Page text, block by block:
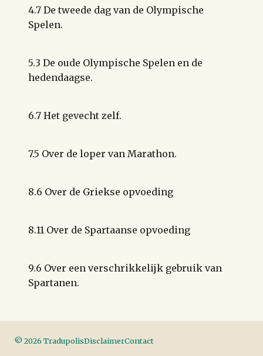
4.7 De tweede dag van de Olympische
Spelen.
5.3 De oude Olympische Spelen en de
hedendaagse.
6.7 Het gevecht zelf.
7.5 Over de loper van Marathon.
8.6 Over de Griekse opvoeding
8.11 Over de Spartaanse opvoeding
9.6 Over een verschrikkelijk gebruik van
Spartanen.
©2026 TradupolisDisclaimerContact